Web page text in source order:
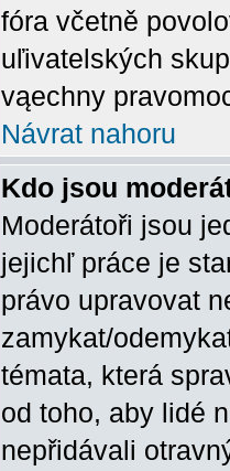
fóra včetně
uľivatelských
vąechny
Návrat nahoru
Kdo jsou
Moderátoři jsou
jejichľ práce je
právo upravovat
zamykat/
témata, která
od toho, aby lidé
nepřidávali